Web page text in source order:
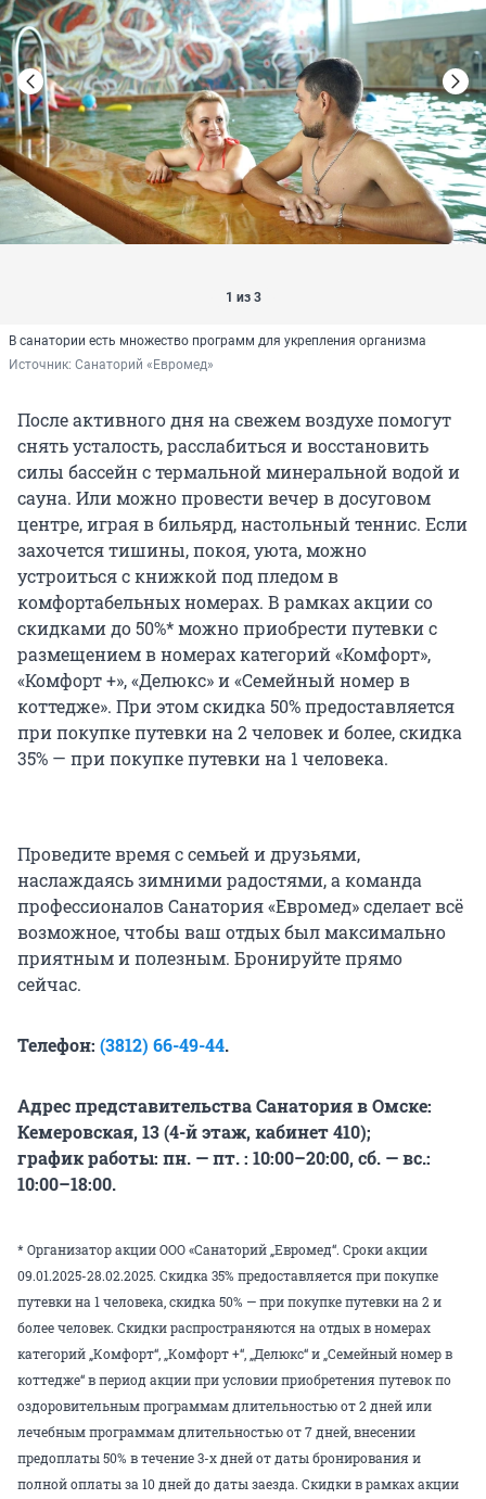
1 из 3
В санатории есть множество программ для укрепления организма
Источник: Санаторий «Евромед»
После активного дня на свежем воздухе помогут
снять усталость, расслабиться и восстановить
силы бассейн с термальной минеральной водой и
сауна. Или можно провести вечер в досуговом
центре, играя в бильярд, настольный теннис. Если
захочется тишины, покоя, уюта, можно
устроиться с книжкой под пледом в
комфортабельных номерах. В рамках акции со
скидками до 50%* можно приобрести путевки с
размещением в номерах категорий «Комфорт»,
«Комфорт +», «Делюкс» и «Семейный номер в
коттедже». При этом скидка 50% предоставляется
при покупке путевки на 2 человек и более, скидка
35% — при покупке путевки на 1 человека.
Проведите время с семьей и друзьями,
наслаждаясь зимними радостями, а команда
профессионалов Санатория «Евромед» сделает всё
возможное, чтобы ваш отдых был максимально
приятным и полезным. Бронируйте прямо
сейчас.
Телефон: (3812) 66-49-44.
Адрес представительства Санатория в Омске:
Кемеровская, 13 (4-й этаж, кабинет 410);
график работы: пн. — пт. : 10:00–20:00, сб. — вс.:
10:00–18:00.
* Организатор акции ООО «Санаторий „Евромед“. Сроки акции
09.01.2025-28.02.2025. Скидка 35% предоставляется при покупке
путевки на 1 человека, скидка 50% — при покупке путевки на 2 и
более человек. Скидки распространяются на отдых в номерах
категорий „Комфорт“, „Комфорт +“, „Делюкс“ и „Семейный номер в
коттедже“ в период акции при условии приобретения путевок по
оздоровительным программам длительностью от 2 дней или
лечебным программам длительностью от 7 дней, внесении
предоплаты 50% в течение 3-х дней от даты бронирования и
полной оплаты за 10 дней до даты заезда. Скидки в рамках акции